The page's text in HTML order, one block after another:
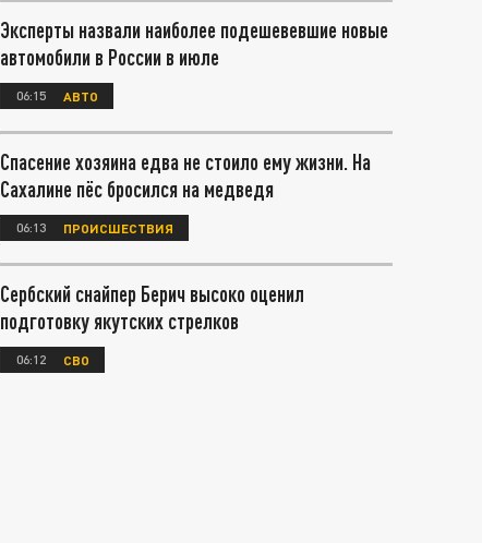
Эксперты назвали наиболее подешевевшие новые
автомобили в России в июле
06:15 АВТО
Спасение хозяина едва не стоило ему жизни. На
Сахалине пёс бросился на медведя
06:13 ПРОИСШЕСТВИЯ
Сербский снайпер Берич высоко оценил
подготовку якутских стрелков
06:12 СВО